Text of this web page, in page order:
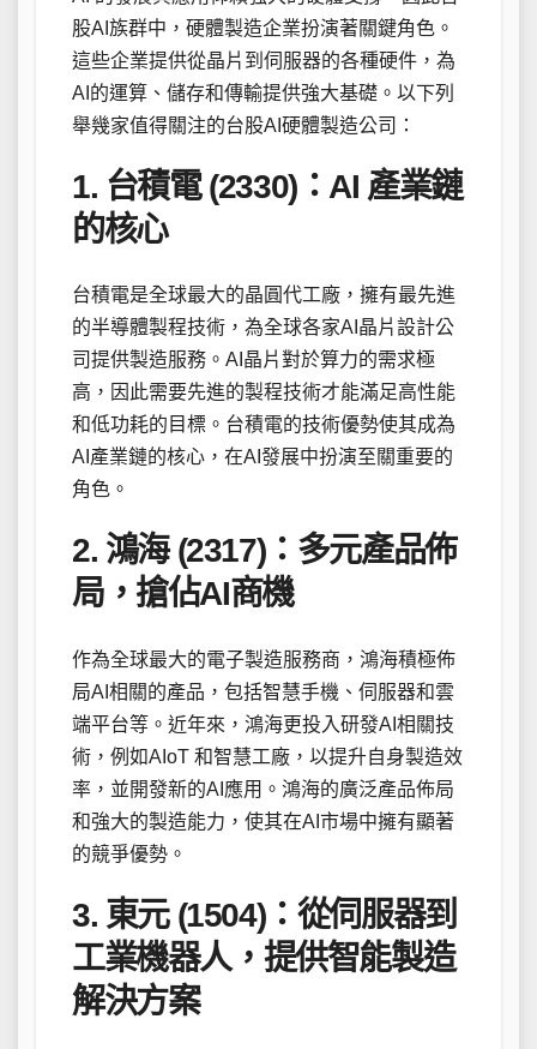
股AI族群中，硬體製造企業扮演著關鍵角色。
這些企業提供從晶片到伺服器的各種硬件，為
AI的運算、儲存和傳輸提供強大基礎。以下列
舉幾家值得關注的台股AI硬體製造公司：
1. 台積電 (2330)：AI 產業鏈
的核心
台積電是全球最大的晶圓代工廠，擁有最先進
的半導體製程技術，為全球各家AI晶片設計公
司提供製造服務。AI晶片對於算力的需求極
高，因此需要先進的製程技術才能滿足高性能
和低功耗的目標。台積電的技術優勢使其成為
AI產業鏈的核心，在AI發展中扮演至關重要的
角色。
2. 鴻海 (2317)：多元產品佈
局，搶佔AI商機
作為全球最大的電子製造服務商，鴻海積極佈
局AI相關的產品，包括智慧手機、伺服器和雲
端平台等。近年來，鴻海更投入研發AI相關技
術，例如AIoT 和智慧工廠，以提升自身製造效
率，並開發新的AI應用。鴻海的廣泛產品佈局
和強大的製造能力，使其在AI市場中擁有顯著
的競爭優勢。
3. 東元 (1504)：從伺服器到
工業機器人，提供智能製造
解決方案